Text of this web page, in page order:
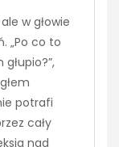
w głowie
„Po co to
głupio?”,
potrafi
cały
nad